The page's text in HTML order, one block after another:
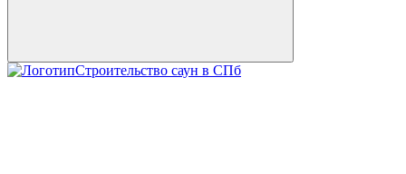
Строительство саун в СПб